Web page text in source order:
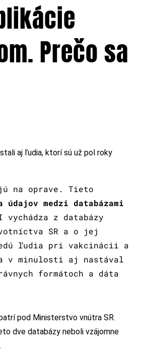
Prečo sa
aj ľudia, ktorí sú už pol roky
na oprave. Tieto
medzi databázami
z databázy
SR a o jej
ľudia pri vakcinácii a
a v minulosti aj nastával
formátoch a dáta
pod Ministerstvo vnútra SR.
dve databázy neboli vzájomne